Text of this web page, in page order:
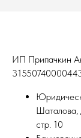
ИП Припачкин
Шаталова,
стр. 10